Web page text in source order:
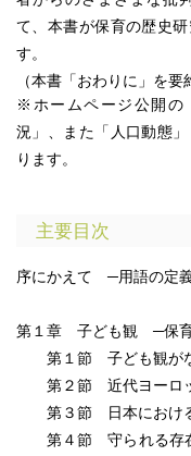
て、本書が保育の歴史
す。
（本書「おわりに」を要
※ホームページ公開の
況 」、また「人口動態
ります。
主要目次
序にかえて ─用語の定
第１章 子ども観 ─保育
第１節 子ども観がな
第２節 近代ヨーロッ
第３節 日本における
第４節 守られる存在